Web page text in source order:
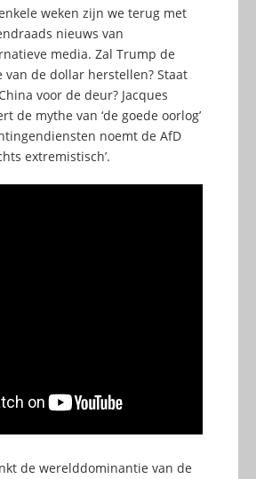
weken zijn we terug met
nieuws van
media. Zal Trump de
de dollar herstellen? Staat
voor de deur? Jacques
de mythe van ‘de goede oorlog’
noemt de AfD
extremistisch’.
de werelddominantie van de